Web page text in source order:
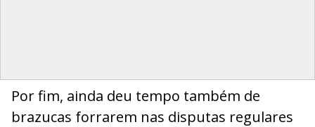
Por fim, ainda deu tempo também de
brazucas forrarem nas disputas regulares